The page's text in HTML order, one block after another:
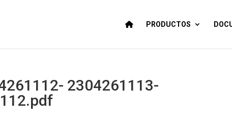
PRODUCTOS
2304261113-